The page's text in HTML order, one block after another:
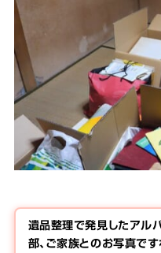
遺品整理で発見したアル
部、ご家族とのお写真です